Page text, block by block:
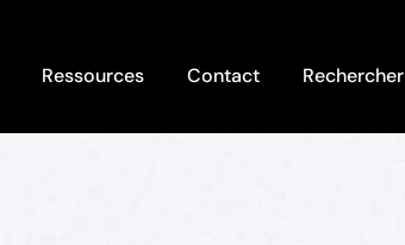
Ressources Contact Rechercher